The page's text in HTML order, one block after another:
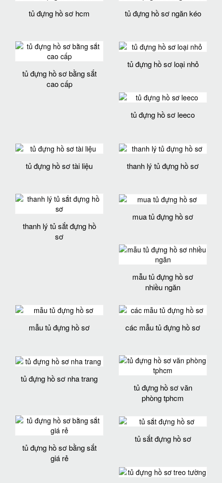
tủ đựng hồ sơ hcm tủ đựng hồ sơ ngăn kéo
tủ đựng hồ sơ bằng sắt
cao cấp
tủ đựng hồ sơ loại nhỏ
tủ đựng hồ sơ leeco
tủ đựng hồ sơ tài liệu thanh lý tủ đựng hồ sơ
thanh lý tủ sắt đựng hồ
sơ
mua tủ đựng hồ sơ
mẫu tủ đựng hồ sơ
nhiều ngăn
mẫu tủ đựng hồ sơ các mẫu tủ đựng hồ sơ
tủ đựng hồ sơ nha trang
tủ đựng hồ sơ văn
phòng tphcm
tủ đựng hồ sơ bằng sắt
giá rẻ
tủ sắt đựng hồ sơ